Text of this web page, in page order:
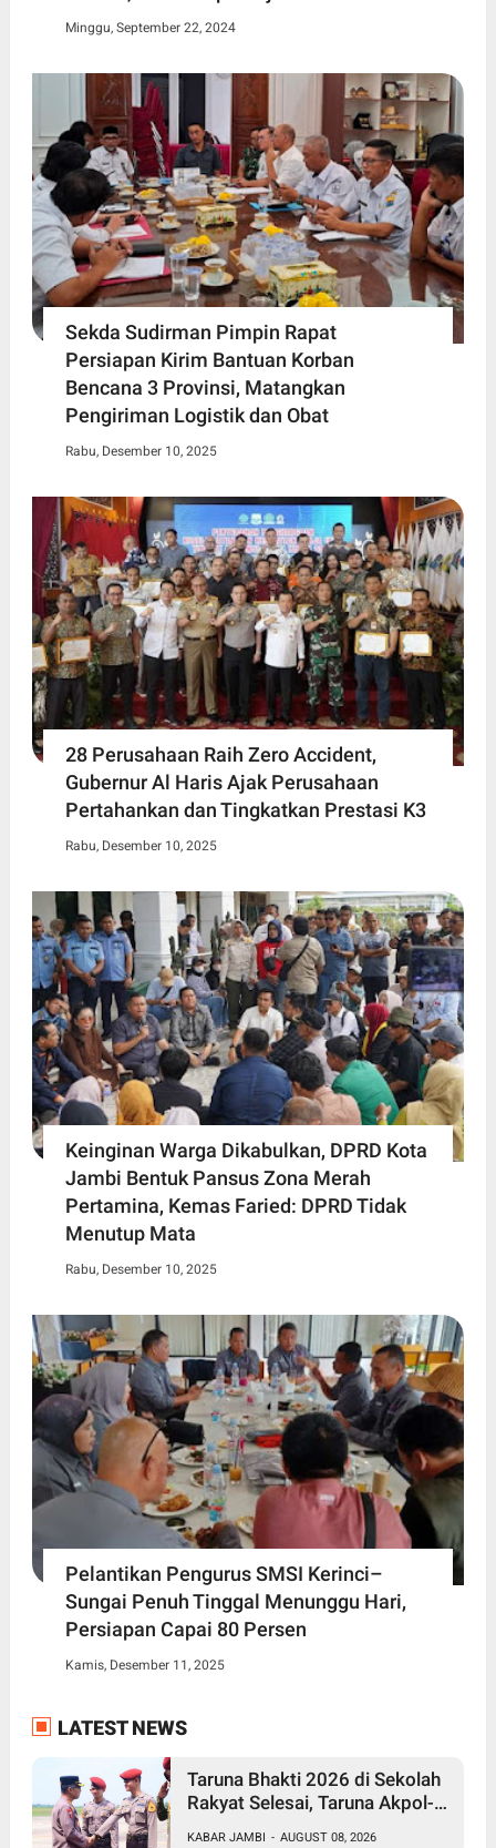
Minggu, September 22, 2024
Sekda Sudirman Pimpin Rapat
Persiapan Kirim Bantuan Korban
Bencana 3 Provinsi, Matangkan
Pengiriman Logistik dan Obat
Rabu, Desember 10, 2025
28 Perusahaan Raih Zero Accident,
Gubernur Al Haris Ajak Perusahaan
Pertahankan dan Tingkatkan Prestasi K3
Rabu, Desember 10, 2025
Keinginan Warga Dikabulkan, DPRD Kota
Jambi Bentuk Pansus Zona Merah
Pertamina, Kemas Faried: DPRD Tidak
Menutup Mata
Rabu, Desember 10, 2025
Pelantikan Pengurus SMSI Kerinci–
Sungai Penuh Tinggal Menunggu Hari,
Persiapan Capai 80 Persen
Kamis, Desember 11, 2025
LATEST NEWS
Taruna Bhakti 2026 di Sekolah
Rakyat Selesai, Taruna Akpol-
KABAR JAMBI - AUGUST 08, 2026